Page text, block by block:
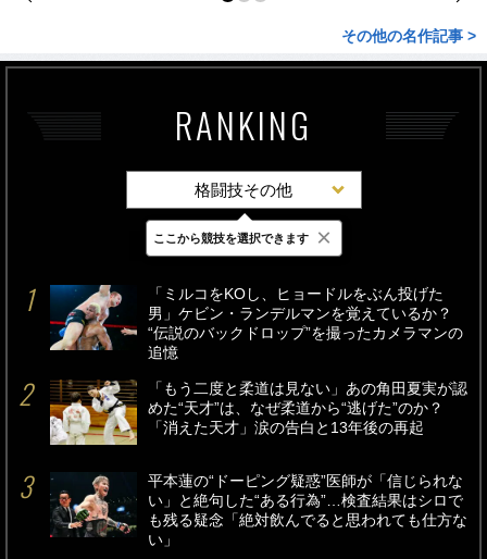
その他の名作記事 >
RANKING
格闘技その他
最新 24時間 週間
「ミルコをKOし、ヒョードルをぶん投げた
男」ケビン・ランデルマンを覚えているか？
“伝説のバックドロップ”を撮ったカメラマンの
追憶
「もう二度と柔道は見ない」あの角田夏実が認
めた“天才”は、なぜ柔道から“逃げた”のか？
「消えた天才」涙の告白と13年後の再起
平本蓮の“ドーピング疑惑”医師が「信じられな
い」と絶句した“ある行為”…検査結果はシロで
も残る疑念「絶対飲んでると思われても仕方な
い」
ここから競技を選択できます ×